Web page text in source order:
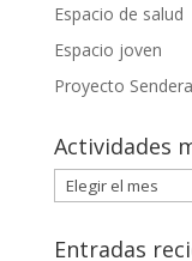
Espacio de salud
Espacio joven
Proyecto
Actividades
Actividades
mensuales
Entradas